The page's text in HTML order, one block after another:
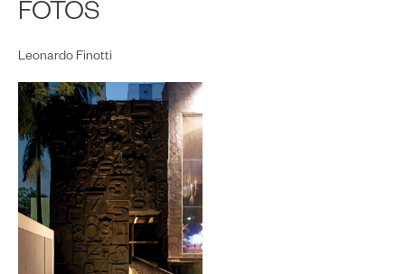
FOTOS
Leonardo Finotti